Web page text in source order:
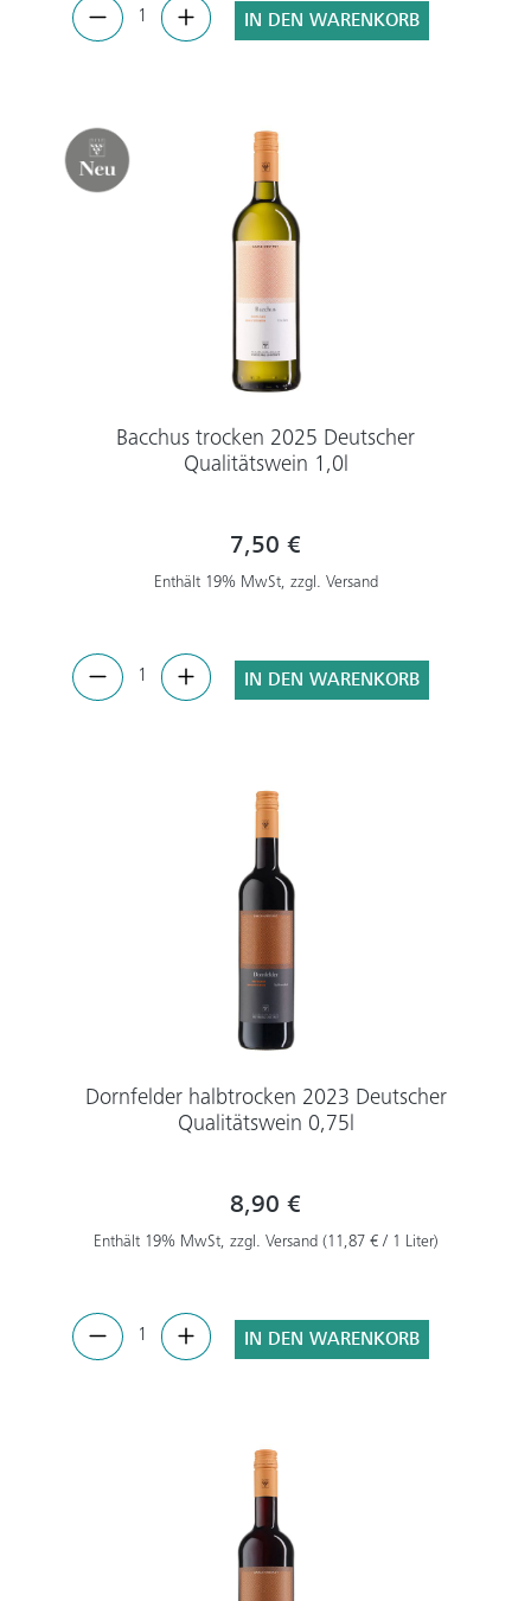
IN DEN WARENKORB
Bacchus trocken 2025 Deutscher
Qualitätswein 1,0l
7,50 €
Enthält 19% MwSt, zzgl. Versand
IN DEN WARENKORB
Dornfelder halbtrocken 2023 Deutscher
Qualitätswein 0,75l
8,90 €
Enthält 19% MwSt, zzgl. Versand (11,87 € / 1 Liter)
IN DEN WARENKORB